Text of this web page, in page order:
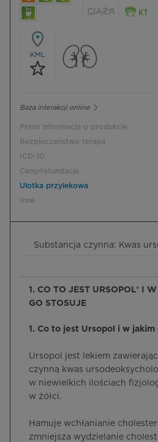
CIĄŻA
KML
Baza interakcji online
Pełna informacja o produkcie
Bezpieczeństwo terapii
ICD-10
Ceny/refundacja
Ulotka przylekowa
Inne
Substancja czynna: Kwas
1. CO TO JEST URSOPOL® I
GO STOSUJE
1. Co to jest Ursopol i w
Ursopol jest lekiem
czynną kwas
w niewielkich ilościach
w żółci.
Hamuje wchłanianie
zmniejsza wydzielanie